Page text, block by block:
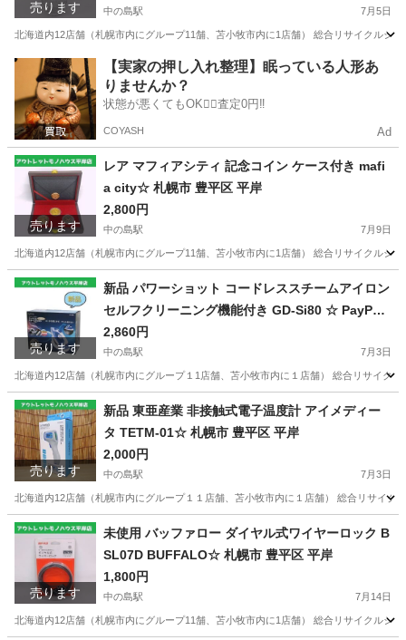
売ります 中の島駅 7月5日
北海道内12店舗（札幌市内にグループ11舗、苫小牧市内に1店舗） 総合リサイクル
北海道 札幌市 中の島駅 インテリア雑貨/小物
【実家の押し入れ整理】眠っている人形あ
りませんか？
状態が悪くてもOK🙆‍♀️査定0円‼️
COYASH Ad
売ります
レア マフィアシティ 記念コイン ケース付き mafi
a city☆ 札幌市 豊平区 平岸
2,800円
中の島駅 7月9日
北海道内12店舗（札幌市内にグループ11舗、苫小牧市内に1店舗） 総合リサイクル
北海道 札幌市 中の島駅 その他 シティ
売ります
新品 パワーショット コードレススチームアイロン
セルフクリーニング機能付き GD-Si80 ☆ PayPay
(ペイペイ)決済可能 ☆ 札幌市 豊平区 平岸 平岸店
2,860円
中の島駅 7月3日
北海道内12店舗（札幌市内にグループ１1店舗、苫小牧市内に１店舗） 総合リサイ
北海道 札幌市 中の島駅 生活家電 ペイペイ
売ります
新品 東亜産業 非接触式電子温度計 アイメディー
タ TETM-01☆ 札幌市 豊平区 平岸
2,000円
中の島駅 7月3日
北海道内12店舗（札幌市内にグループ１１店舗、苫小牧市内に１店舗） 総合リサイ
北海道 札幌市 中の島駅 豊平区
売ります
未使用 バッファロー ダイヤル式ワイヤーロック B
SL07D BUFFALO☆ 札幌市 豊平区 平岸
1,800円
中の島駅 7月14日
北海道内12店舗（札幌市内にグループ11舗、苫小牧市内に1店舗） 総合リサイクル